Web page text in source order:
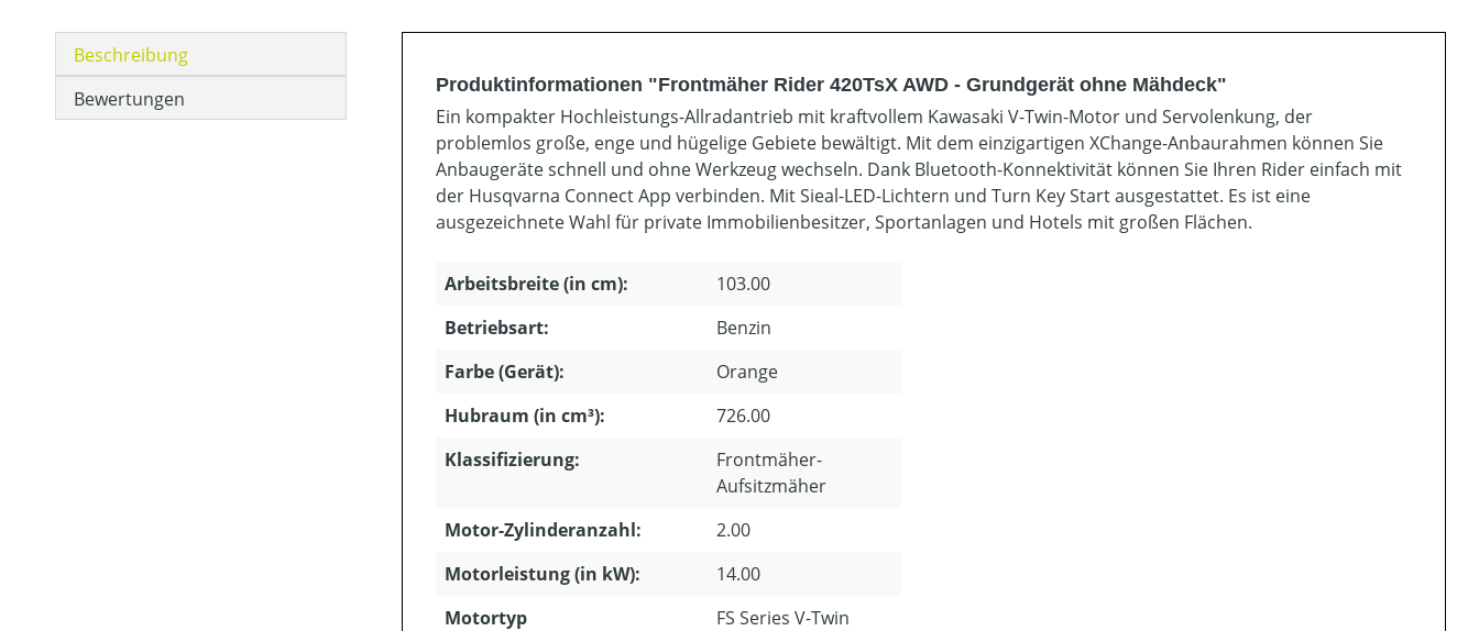
Beschreibung
Bewertungen
Produktinformationen "Frontmäher Rider 420TsX AWD - Grundgerät ohne Mähdeck"
Ein kompakter Hochleistungs-Allradantrieb mit kraftvollem Kawasaki V-Twin-Motor und Servolenkung, der
problemlos große, enge und hügelige Gebiete bewältigt. Mit dem einzigartigen XChange-Anbaurahmen können Sie
Anbaugeräte schnell und ohne Werkzeug wechseln. Dank Bluetooth-Konnektivität können Sie Ihren Rider einfach mit
der Husqvarna Connect App verbinden. Mit Sieal-LED-Lichtern und Turn Key Start ausgestattet. Es ist eine
ausgezeichnete Wahl für private Immobilienbesitzer, Sportanlagen und Hotels mit großen Flächen.
Arbeitsbreite (in cm):
103.00
Betriebsart:
Benzin
Farbe (Gerät):
Orange
Hubraum (in cm³):
726.00
Klassifizierung:
Frontmäher-
Aufsitzmäher
Motor-Zylinderanzahl:
2.00
Motorleistung (in kW):
14.00
Motortyp
FS Series V-Twin